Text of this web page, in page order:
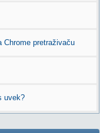
Chrome pretraživaču
uvek?